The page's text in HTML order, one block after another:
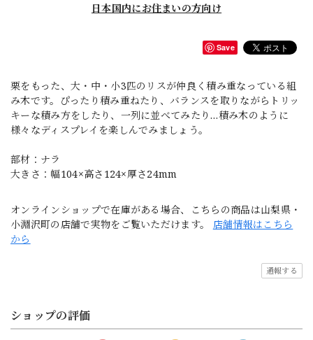
日本国内にお住まいの方向け
Save
栗をもった、大・中・小3匹のリスが仲良く積み重なっている組
み木です。ぴったり積み重ねたり、バランスを取りながらトリッ
キーな積み方をしたり、一列に並べてみたり…積み木のように
様々なディスプレイを楽しんでみましょう。
部材：ナラ
大きさ：幅104×高さ124×厚さ24mm
オンラインショップで在庫がある場合、こちらの商品は山梨県・
小淵沢町の店舗で実物をご覧いただけます。 店舗情報はこちら
から
通報する
ショップの評価